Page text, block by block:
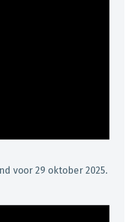
voor 29 oktober 2025.